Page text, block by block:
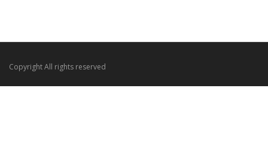
Copyright All rights reserved